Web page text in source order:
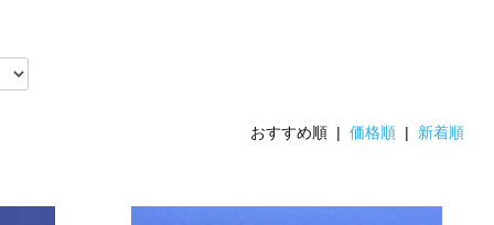
おすすめ順 |価格順 | 新着順